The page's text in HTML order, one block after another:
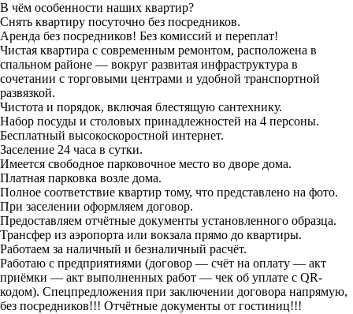
В чём особенности наших квартир?
Снять квартиру посуточно без посредников.
Аренда без посредников! Без комиссий и переплат!
Чистая квартира с современным ремонтом, расположена в
спальном районе — вокруг развитая инфраструктура в
сочетании с торговыми центрами и удобной транспортной
развязкой.
Чистота и порядок, включая блестящую сантехнику.
Набор посуды и столовых принадлежностей на 4 персоны.
Бесплатный высокоскоростной интернет.
Заселение 24 часа в сутки.
Имеется свободное парковочное место во дворе дома.
Платная парковка возле дома.
Полное соответствие квартир тому, что представлено на фото.
При заселении оформляем договор.
Предоставляем отчётные документы установленного образца.
Трансфер из аэропорта или вокзала прямо до квартиры.
Работаем за наличный и безналичный расчёт.
Работаю с предприятиями (договор — счёт на оплату — акт
приёмки — акт выполненных работ — чек об уплате с QR-
кодом). Спецпредложения при заключении договора напрямую,
без посредников!!! Отчётные документы от гостиниц!!!